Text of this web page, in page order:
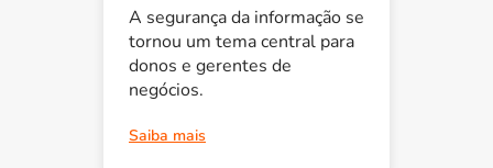
A segurança da informação se
tornou um tema central para
donos e gerentes de
negócios.
Saiba mais